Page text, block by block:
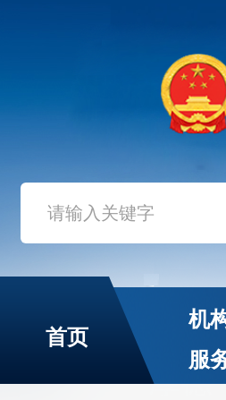
首页
机
服